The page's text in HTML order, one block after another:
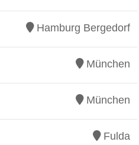
Hamburg Bergedorf
München
München
Fulda